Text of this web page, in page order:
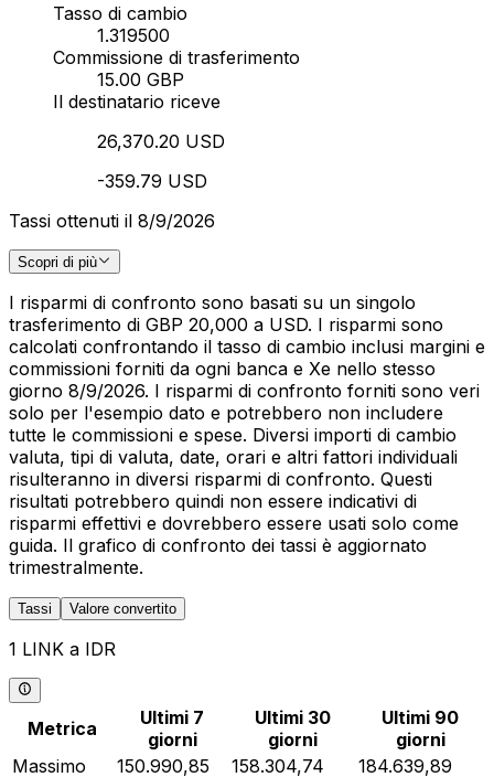
Tasso di cambio
1.319500
Commissione di trasferimento
15.00 GBP
Il destinatario riceve
26,370.20 USD
-359.79 USD
Tassi ottenuti il 8/9/2026
Scopri di più
I risparmi di confronto sono basati su un singolo
trasferimento di GBP 20,000 a USD. I risparmi sono
calcolati confrontando il tasso di cambio inclusi margini e
commissioni forniti da ogni banca e Xe nello stesso
giorno 8/9/2026. I risparmi di confronto forniti sono veri
solo per l'esempio dato e potrebbero non includere
tutte le commissioni e spese. Diversi importi di cambio
valuta, tipi di valuta, date, orari e altri fattori individuali
risulteranno in diversi risparmi di confronto. Questi
risultati potrebbero quindi non essere indicativi di
risparmi effettivi e dovrebbero essere usati solo come
guida. Il grafico di confronto dei tassi è aggiornato
trimestralmente.
Tassi Valore convertito
1 LINK a IDR
Metrica
Ultimi 7
giorni
Ultimi 30
giorni
Ultimi 90
giorni
Massimo
150.990,85 158.304,74
184.639,89